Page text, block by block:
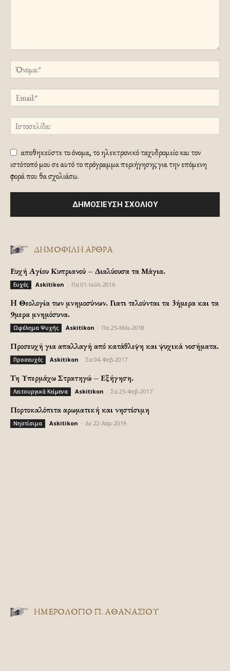
αποθηκεύστε το όνομα, το ηλεκτρονικό ταχυδρομείο και τον
ιστότοπό μου σε αυτό το πρόγραμμα περιήγησης για την επόμενη
φορά που θα σχολιάσω.
ΔΗΜΟΦΙΛΗ ΑΡΘΡΑ
Ευχή Αγίου Κυπριανού – Διαλύουσα τα Μάγια.
Ευχές Askitikon Πα 01-Ιούλ-2016
H Θεολογία των μνημοσύνων. Γιατι τελούνται τα 3ήμερα και τα
9μερα μνημόσυνα.
Ωφέλημα Ψυχής Askitikon Πα 25-Μάι-2018
Προσευχή για απαλλαγή από κατάθλιψη και ψυχικά νοσήματα.
Προσευχές Askitikon Σα 04-Φεβ-2017
Τη Υπερμάχω Στρατηγώ – Εξήγηση.
Λειτουργικά Κείμενα Askitikon Σα 25-Φεβ-2017
Πορτοκαλόπιτα αρωματική και νηστίσιμη
Νηστίσιμα Askitikon Δε 22-Απρ-2019
ΗΜΕΡΟΛΟΓΙΟ Π. ΑΘΑΝΑΣΙΟΥ